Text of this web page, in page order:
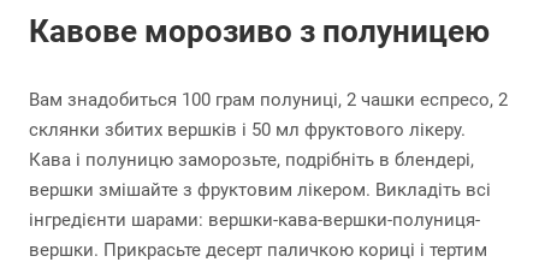
Кавове морозиво з полуницею
Вам знадобиться 100 грам полуниці, 2 чашки еспресо, 2
склянки збитих вершків і 50 мл фруктового лікеру.
Кава і полуницю заморозьте, подрібніть в блендері,
вершки змішайте з фруктовим лікером. Викладіть всі
інгредієнти шарами: вершки-кава-вершки-полуниця-
вершки. Прикрасьте десерт паличкою кориці і тертим